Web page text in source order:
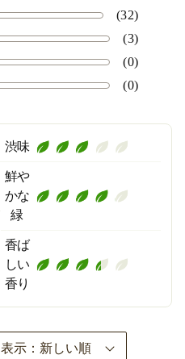
(32)
(3)
(0)
(0)
渋味
鮮や
かな
緑
香ば
しい
香り
表示：新しい順